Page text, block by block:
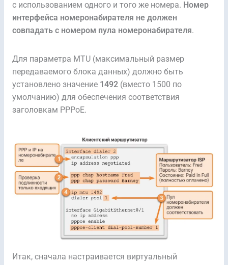
с использованием одного и того же номера. Номер
интерфейса номеронабирателя не должен
совпадать с номером пула номеронабирателя.
Для параметра MTU (максимальный размер
передаваемого блока данных) должно быть
установлено значение 1492(вместо 1500 по
умолчанию) для обеспечения соответствия
заголовкам PPPoE.
Итак, сначала настраивается виртуальный